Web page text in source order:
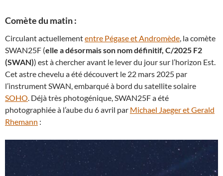
Comète du matin :
Circulant actuellemententre Pégase et Andromède, la comète
SWAN25F (elle a désormais son nom définitif, C/2025 F2
(SWAN)) est à chercher avant le lever du jour sur l’horizon Est.
Cet astre chevelu a été découvert le 22 mars 2025 par
l’instrument SWAN, embarqué à bord du satellite solaire
SOHO. Déjà très photogénique, SWAN25F a été
photographiée à l’aube du 6 avril par Michael Jaeger et Gerald
Rhemann :